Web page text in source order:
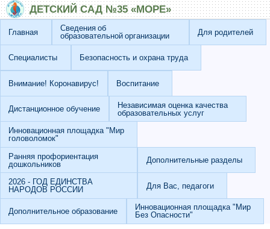
Перейти к основному содержанию
Skip to searchДЕТСКИЙ САД №35 «МОРЕ»
Главная
Сведения об
образовательной организации
Для родителей
Специалисты Безопасность и охрана труда
Внимание! Коронавирус! Воспитание
Дистанционное обучение
Независимая оценка качества
образовательных услуг
Инновационная площадка "Мир
головоломок"
Ранняя профориентация
дошкольников
Дополнительные разделы
2026 - ГОД ЕДИНСТВА
НАРОДОВ РОССИИ
Для Вас, педагоги
Дополнительное образование
Инновационная площадка "Мир
Без Опасности"